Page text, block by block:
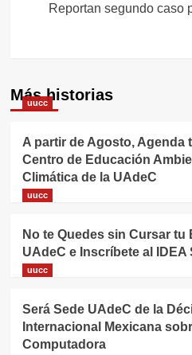
Reportan segundo caso
Más historias
uucc
A partir de Agosto, Agenda
Centro de Educación
Climática de la UAdeC
uucc
No te Quedes sin Cursar tu
UAdeC e Inscríbete al IDEA
uucc
Será Sede UAdeC de la
Internacional Mexicana
Computadora